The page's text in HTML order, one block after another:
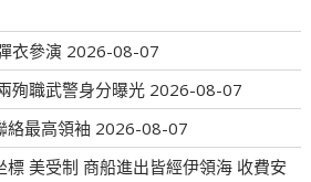
衣參演 2026-08-07
殉職武警身分曝光 2026-08-07
絡最高領袖 2026-08-07
美受制 商船進出皆經伊領海 收費安